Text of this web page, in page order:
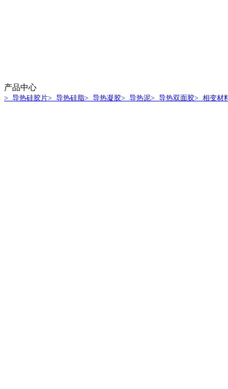
产品中心
> 导热硅胶片> 导热硅脂> 导热凝胶> 导热泥> 导热双面胶> 相变材